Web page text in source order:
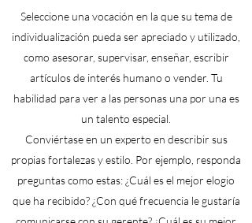
Seleccione una vocación en la que su tema de
individualización pueda ser apreciado y utilizado,
como asesorar, supervisar, enseñar, escribir
artículos de interés humano o vender. Tu
habilidad para ver a las personas una por una es
un talento especial.
Conviértase en un experto en describir sus
propias fortalezas y estilo. Por ejemplo, responda
preguntas como estas: ¿Cuál es el mejor elogio
que ha recibido? ¿Con qué frecuencia le gustaría